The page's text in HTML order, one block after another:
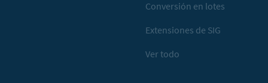
Conversión en lotes
Extensiones de SIG
Ver todo